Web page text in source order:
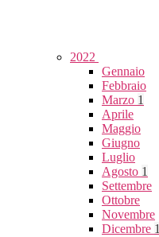
2022
Gennaio
Febbraio
Marzo 1
Aprile
Maggio
Giugno
Luglio
Agosto 1
Settembre
Ottobre
Novembre
Dicembre 1